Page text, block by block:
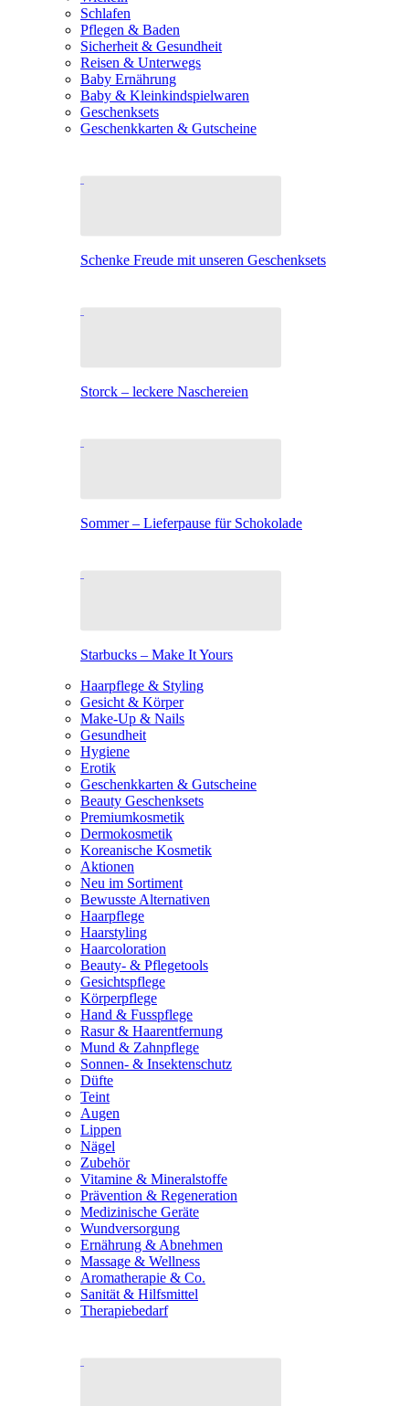
Schlafen
Pflegen & Baden
Sicherheit & Gesundheit
Reisen & Unterwegs
Baby Ernährung
Baby & Kleinkindspielwaren
Geschenksets
Geschenkkarten & Gutscheine
Schenke Freude mit unseren Geschenksets
Storck – leckere Naschereien
Sommer – Lieferpause für Schokolade
Starbucks – Make It Yours
Haarpflege & Styling
Gesicht & Körper
Make-Up & Nails
Gesundheit
Hygiene
Erotik
Geschenkkarten & Gutscheine
Beauty Geschenksets
Premiumkosmetik
Dermokosmetik
Koreanische Kosmetik
Aktionen
Neu im Sortiment
Bewusste Alternativen
Haarpflege
Haarstyling
Haarcoloration
Beauty- & Pflegetools
Gesichtspflege
Körperpflege
Hand & Fusspflege
Rasur & Haarentfernung
Mund & Zahnpflege
Sonnen- & Insektenschutz
Düfte
Teint
Augen
Lippen
Nägel
Zubehör
Vitamine & Mineralstoffe
Prävention & Regeneration
Medizinische Geräte
Wundversorgung
Ernährung & Abnehmen
Massage & Wellness
Aromatherapie & Co.
Sanität & Hilfsmittel
Therapiebedarf